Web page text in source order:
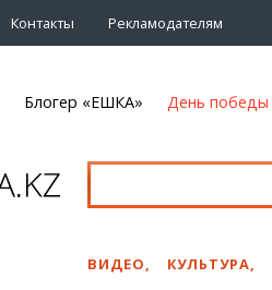
Контакты Рекламодателям
Афиша
Театры
Блогер «ЕШКА» День победы
ВИДЕО, КУЛЬТУРА,